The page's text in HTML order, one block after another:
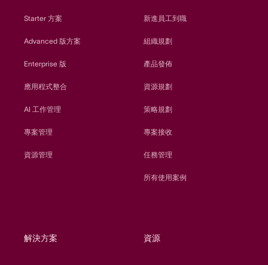
Starter 方案
Advanced 版方案
Enterprise 版
應用程式整合
AI 工作管理
專案管理
資源管理
新進員工到職
組織規劃
產品發佈
資源規劃
策略規劃
專案接收
任務管理
所有使用案例
解決方案 資源